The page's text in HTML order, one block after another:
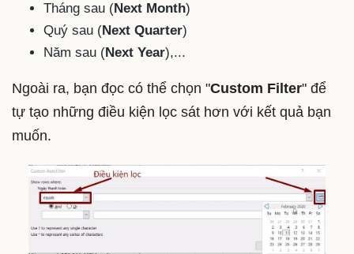
Tháng sau (Next Month)
Quý sau (Next Quarter)
Năm sau (Next Year),...
Ngoài ra, bạn đọc có thể chọn "Custom Filter" để
tự tạo những điều kiện lọc sát hơn với kết quả bạn
muốn.